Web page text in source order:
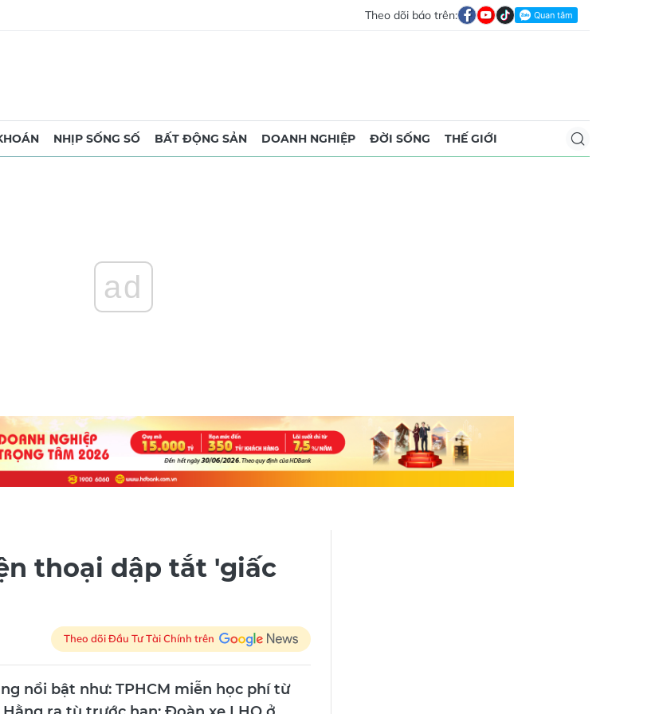
Theo dõi báo trên:
NHỊP SỐNG SỐ BẤT ĐỘNG SẢN DOANH NGHIỆP ĐỜI SỐNG THẾ GIỚI
ad
thoại dập tắt 'giấc
Theo dõi Đầu Tư Tài Chính trên
nổi bật như: TPHCM miễn học phí từ